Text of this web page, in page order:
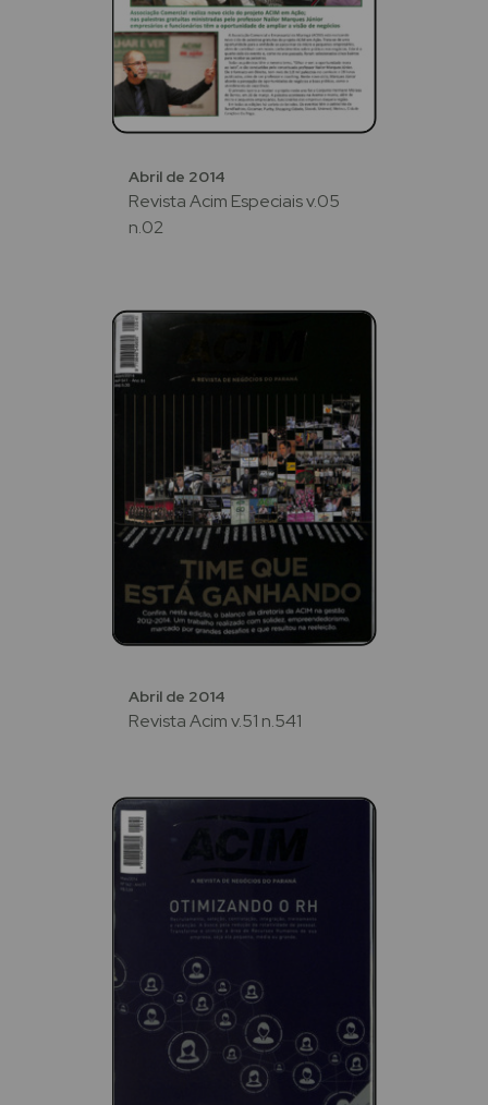
Abril de 2014
Revista Acim Especiais v.05
n.02
Abril de 2014
Revista Acim v.51 n.541